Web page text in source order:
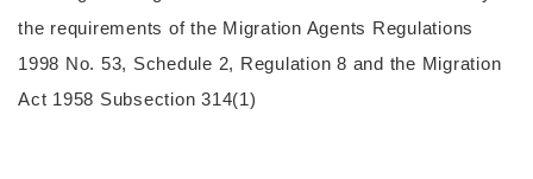
the requirements of the Migration Agents Regulations
1998 No. 53, Schedule 2, Regulation 8 and the Migration
Act 1958 Subsection 314(1)